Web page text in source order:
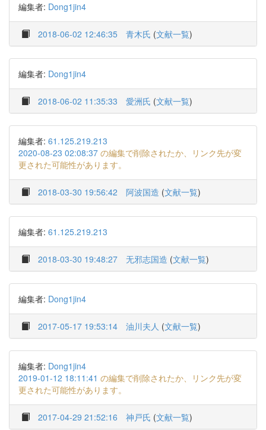
編集者: Dong1jin4
2018-06-02 12:46:35 青木氏 (文献一覧)
編集者: Dong1jin4
2018-06-02 11:35:33 愛洲氏 (文献一覧)
編集者: 61.125.219.213
2020-08-23 02:08:37 の編集で削除されたか、リンク先が変
更された可能性があります。
2018-03-30 19:56:42 阿波国造 (文献一覧)
編集者: 61.125.219.213
2018-03-30 19:48:27 无邪志国造 (文献一覧)
編集者: Dong1jin4
2017-05-17 19:53:14 油川夫人 (文献一覧)
編集者: Dong1jin4
2019-01-12 18:11:41 の編集で削除されたか、リンク先が変
更された可能性があります。
2017-04-29 21:52:16 神戸氏 (文献一覧)